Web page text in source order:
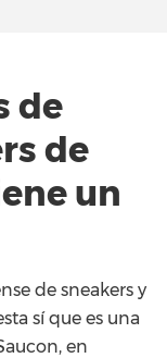
de
de
un
de sneakers y
sí que es una
en